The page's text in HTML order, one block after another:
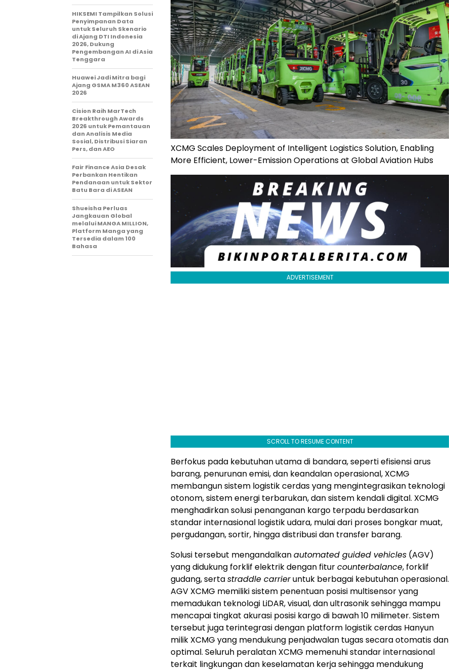
XCMG Scales Deployment of Intelligent Logistics Solution, Enabling
More Efficient, Lower-Emission Operations at Global Aviation Hubs
ADVERTISEMENT
SCROLL TO RESUME CONTENT
Berfokus pada kebutuhan utama di bandara, seperti efisiensi arus
barang, penurunan emisi, dan keandalan operasional, XCMG
membangun sistem logistik cerdas yang mengintegrasikan teknologi
otonom, sistem energi terbarukan, dan sistem kendali digital. XCMG
menghadirkan solusi penanganan kargo terpadu berdasarkan
standar internasional logistik udara, mulai dari proses bongkar muat,
pergudangan, sortir, hingga distribusi dan transfer barang.
Solusi tersebut mengandalkanautomated guided vehicles (AGV)
yang didukung forklif elektrik dengan fiturcounterbalance, forklif
gudang, sertastraddle carrieruntuk berbagai kebutuhan operasional.
AGV XCMG memiliki sistem penentuan posisi multisensor yang
memadukan teknologi LiDAR, visual, dan ultrasonik sehingga mampu
mencapai tingkat akurasi posisi kargo di bawah 10 milimeter. Sistem
tersebut juga terintegrasi dengan platform logistik cerdas Hanyun
milik XCMG yang mendukung penjadwalan tugas secara otomatis dan
optimal. Seluruh peralatan XCMG memenuhi standar internasional
terkait lingkungan dan keselamatan kerja sehingga mendukung
HIKSEMI Tampilkan Solusi
Penyimpanan Data
untuk Seluruh Skenario
di Ajang DTI Indonesia
2026, Dukung
Pengembangan AI di Asia
Tenggara
Huawei Jadi Mitra bagi
Ajang GSMA M360 ASEAN
2026
Cision Raih MarTech
Breakthrough Awards
2026 untuk Pemantauan
dan Analisis Media
Sosial, Distribusi Siaran
Pers, dan AEO
Fair Finance Asia Desak
Perbankan Hentikan
Pendanaan untuk Sektor
Batu Bara di ASEAN
Shueisha Perluas
Jangkauan Global
melalui MANGA MILLION,
Platform Manga yang
Tersedia dalam 100
Bahasa